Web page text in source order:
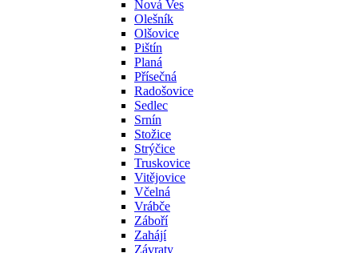
Nová Ves
Olešník
Olšovice
Pištín
Planá
Přísečná
Radošovice
Sedlec
Srnín
Stožice
Strýčice
Truskovice
Vitějovice
Včelná
Vrábče
Záboří
Zahájí
Závraty